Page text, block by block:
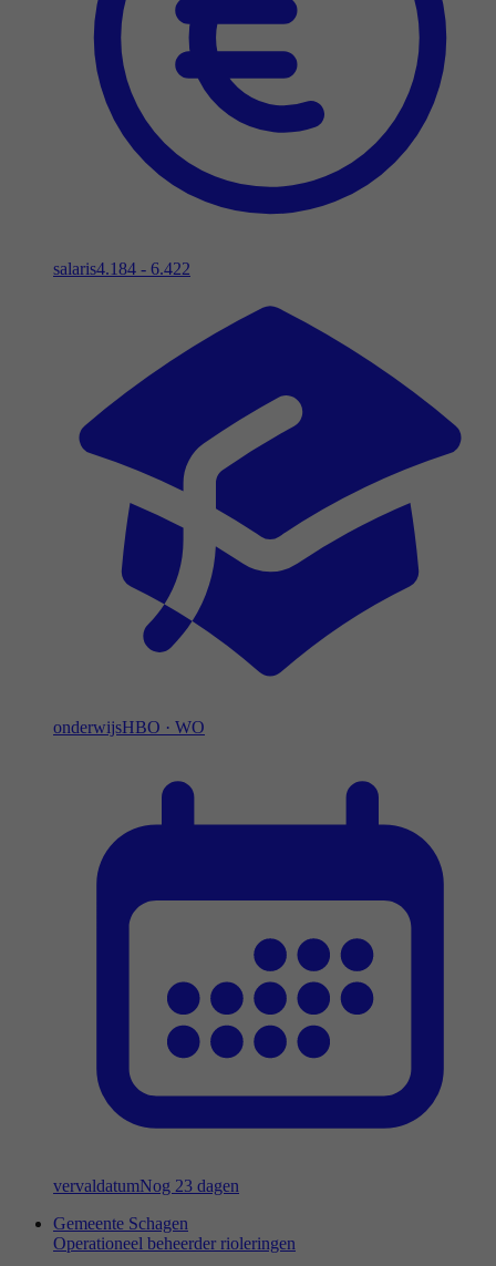
salaris4.184 - 6.422
onderwijsHBO · WO
vervaldatumNog 23 dagen
Gemeente Schagen
Operationeel beheerder rioleringen